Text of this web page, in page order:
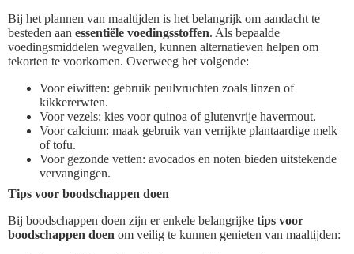
Bij het plannen van maaltijden is het belangrijk om aandacht te
besteden aan essentiële voedingsstoffen. Als bepaalde
voedingsmiddelen wegvallen, kunnen alternatieven helpen om
tekorten te voorkomen. Overweeg het volgende:
Voor eiwitten: gebruik peulvruchten zoals linzen of
kikkererwten.
Voor vezels: kies voor quinoa of glutenvrije havermout.
Voor calcium: maak gebruik van verrijkte plantaardige melk
of tofu.
Voor gezonde vetten: avocados en noten bieden uitstekende
vervangingen.
Tips voor boodschappen doen
Bij boodschappen doen zijn er enkele belangrijke tips voor
boodschappen doen om veilig te kunnen genieten van maaltijden: